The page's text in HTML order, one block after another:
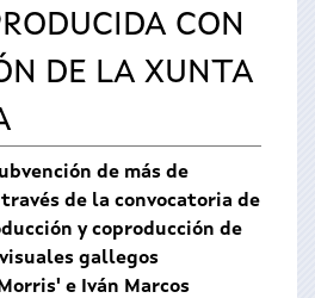
CON
DE LA XUNTA
de más de
de la convocatoria de
y coproducción de
gallegos
e Iván Marcos